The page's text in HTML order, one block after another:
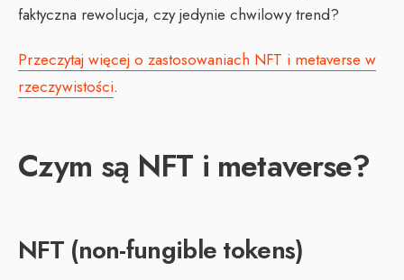
faktyczna rewolucja, czy jedynie chwilowy trend?
Przeczytaj więcej o zastosowaniach NFT i metaverse w
rzeczywistości.
Czym są NFT i metaverse?
NFT (non-fungible tokens)